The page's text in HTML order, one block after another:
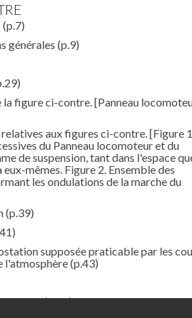
(p.7)
générales (p.9)
la figure ci-contre. [Panneau
aux figures ci-contre. [Figure
du Panneau locomoteur et du
de suspension, tant dans l'espace
mêmes. Figure 2. Ensemble des
les ondulations de la marche du
(p.39)
supposée praticable par les
l'atmosphère(p.43)
(p.44)